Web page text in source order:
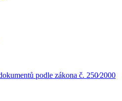
podle zákona č. 250⁄2000